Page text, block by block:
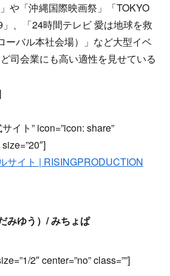
や「沖縄国際映画祭」「TOKYO
、「24時間テレビ 愛は地球を救
ーバル本社会場）」など大型イベ
司会業にも高い適性を見せている
イト” icon=”icon: share”
サイト | RISINGPRODUCTION
みゆう）/ みちょぱ
2″ center=”no” class=””]